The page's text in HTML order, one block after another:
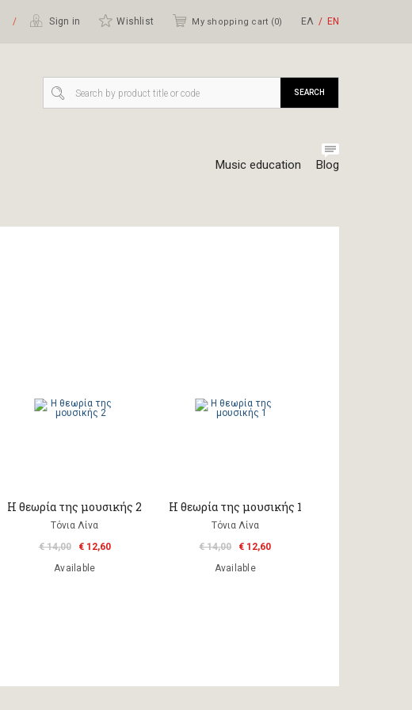
/ Sign in Wishlist My shopping cart (0) ΕΛ ΕΝ
Music education Blog
SEARCH
Η θεωρία της μουσικής 2
Τόνια Λίνα
€ 14,00
€ 12,60
Available
Η θεωρία της μουσικής 1
Τόνια Λίνα
€ 14,00
€ 12,60
Available